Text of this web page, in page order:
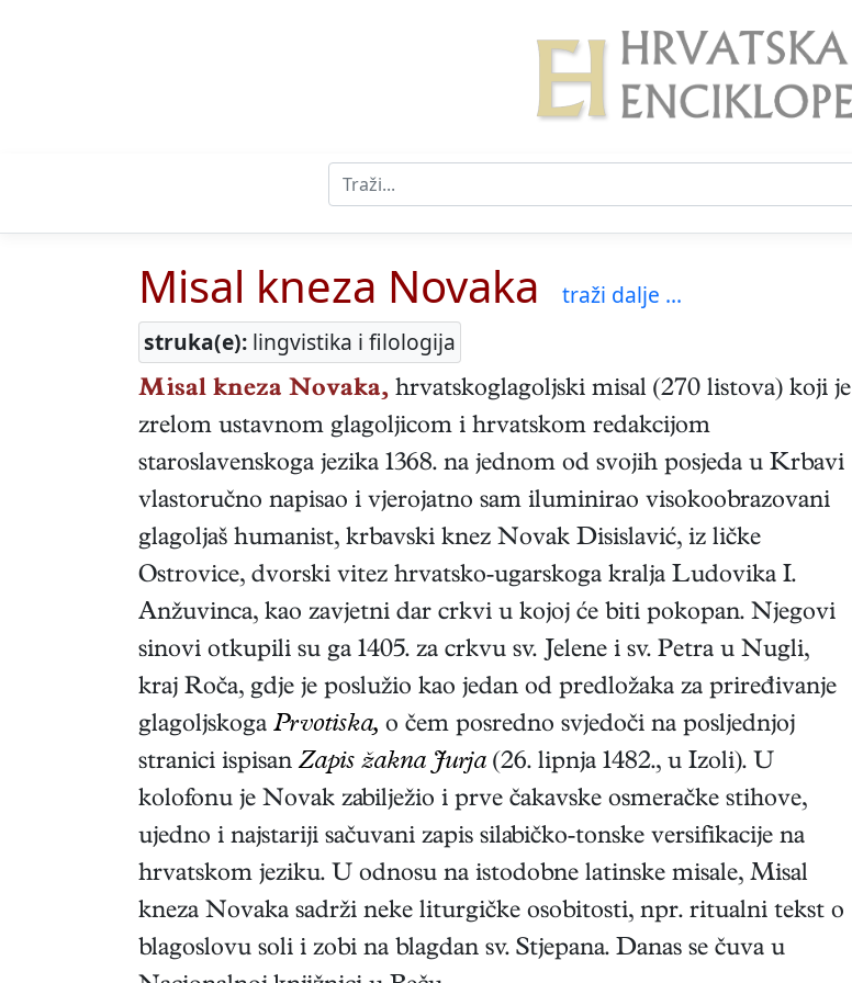
Misal kneza Novaka
traži dalje ...
struka(e): lingvistika i filologija
Misal kneza Novaka, hrvatskoglagoljski misal (270 listova) koji je
zrelom ustavnom glagoljicom i hrvatskom redakcijom
staroslavenskoga jezika 1368. na jednom od svojih posjeda u Krbavi
vlastoručno napisao i vjerojatno sam iluminirao visokoobrazovani
glagoljaš humanist, krbavski knez Novak Disislavić, iz ličke
Ostrovice, dvorski vitez hrvatsko-ugarskoga kralja Ludovika I.
Anžuvinca, kao zavjetni dar crkvi u kojoj će biti pokopan. Njegovi
sinovi otkupili su ga 1405. za crkvu sv. Jelene i sv. Petra u Nugli,
kraj Roča, gdje je poslužio kao jedan od predložaka za priređivanje
glagoljskoga Prvotiska, o čem posredno svjedoči na posljednjoj
stranici ispisanZapis žakna Jurja (26. lipnja 1482., u Izoli). U
kolofonu je Novak zabilježio i prve čakavske osmeračke stihove,
ujedno i najstariji sačuvani zapis silabičko-tonske versifikacije na
hrvatskom jeziku. U odnosu na istodobne latinske misale, Misal
kneza Novaka sadrži neke liturgičke osobitosti, npr. ritualni tekst o
blagoslovu soli i zobi na blagdan sv. Stjepana. Danas se čuva u